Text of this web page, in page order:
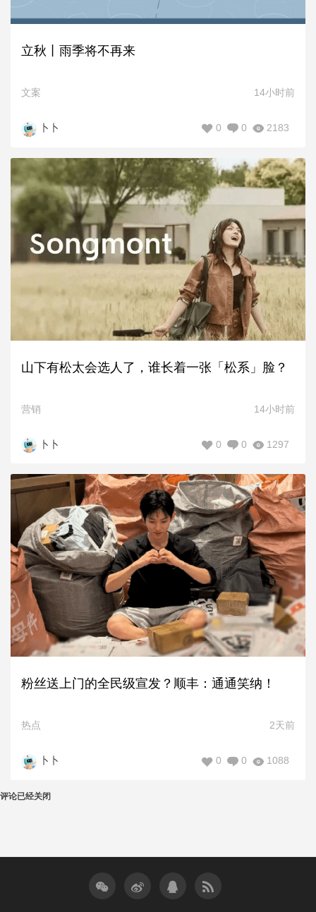
立秋丨雨季将不再来
文案 14小时前
卜卜 2183
0
0
山下有松太会选人了，谁长着一张「松系」脸？
营销 14小时前
卜卜 1297
0
0
粉丝送上门的全民级宣发？顺丰：通通笑纳！
热点 2天前
卜卜 1088
0
0
评论已经关闭